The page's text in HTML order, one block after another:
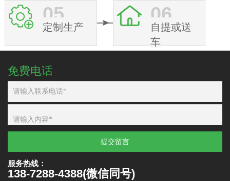
05
定制生产
06
自提或送
车
免费电话
提交留言
服务热线：
138-7288-4388(微信同号)